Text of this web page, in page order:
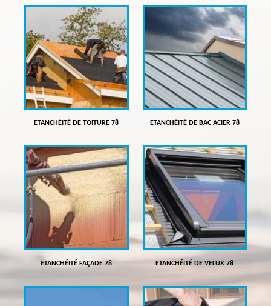
ETANCHÉITÉ DE TOITURE 78 ETANCHÉITÉ DE BAC ACIER 78
ETANCHÉITÉ FAÇADE 78 ETANCHÉITÉ DE VELUX 78